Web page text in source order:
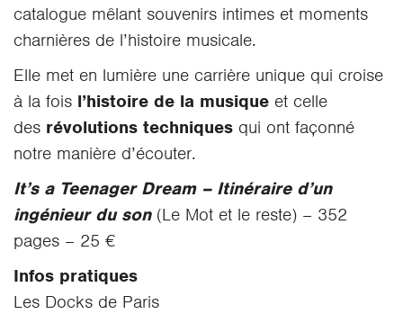
catalogue mêlant souvenirs intimes et moments
charnières de l’histoire musicale.
Elle met en lumière une carrière unique qui croise
à la fois l’histoire de la musique et celle
des révolutions techniques qui ont façonné
notre manière d’écouter.
It’s a Teenager Dream – Itinéraire d’un
ingénieur du son(Le Mot et le reste) – 352
pages – 25 €
Infos pratiques
Les Docks de Paris